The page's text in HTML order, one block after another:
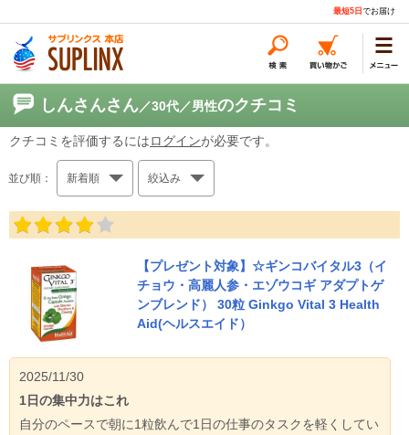
最短5日 でお届け
しんさんさん／30代／男性のクチコミ
クチコミを評価するにはログインが必要です。
並び順： 新着順 絞込み
【プレゼント対象】☆ギンコバイタル3（イ
チョウ・高麗人参・エゾウコギ アダプトゲ
ンブレンド） 30粒 Ginkgo Vital 3 Health
Aid(ヘルスエイド）
2025/11/30
1日の集中力はこれ
自分のペースで朝に1粒飲んで1日の仕事のタスクを軽くしてい